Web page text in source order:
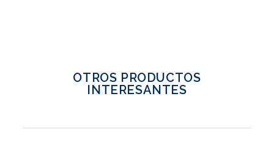
OTROS PRODUCTOS
INTERESANTES